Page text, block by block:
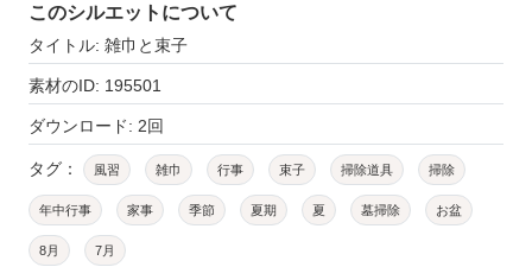
このシルエットについて
タイトル: 雑巾と束子
素材のID: 195501
ダウンロード: 2回
タグ： 風習 雑巾 行事 束子 掃除道具 掃除
年中行事 家事 季節 夏期 夏 墓掃除 お盆
8月 7月